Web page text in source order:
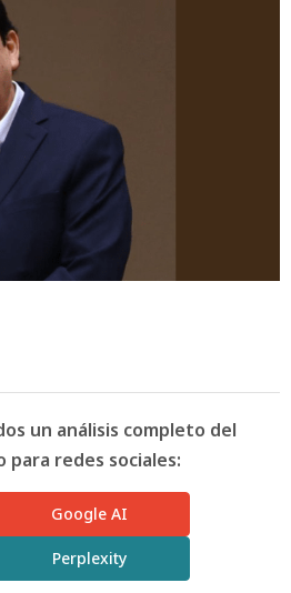
un análisis completo del
redes sociales:
Google AI
Perplexity